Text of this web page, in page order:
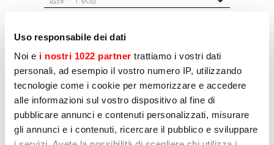
Uso responsabile dei dati
Noi e i nostri 1022 partner trattiamo i vostri dati
personali, ad esempio il vostro numero IP, utilizzando
tecnologie come i cookie per memorizzare e accedere
alle informazioni sul vostro dispositivo al fine di
pubblicare annunci e contenuti personalizzati, misurare
gli annunci e i contenuti, ricercare il pubblico e sviluppare
职业
经销商
用户
其他